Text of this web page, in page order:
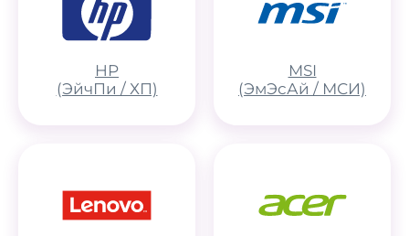
HP
(ЭйчПи / ХП)
MSI
(ЭмЭсАй / МСИ)